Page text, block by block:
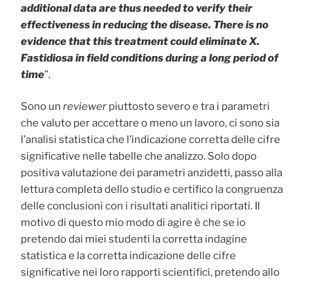
additional data are thus needed to verify their
effectiveness in reducing the disease. There is no
evidence that this treatment could eliminate X.
Fastidiosa in field conditions during a long period of
time”.
Sono un reviewer piuttosto severo e tra i parametri
che valuto per accettare o meno un lavoro, ci sono sia
l’analisi statistica che l’indicazione corretta delle cifre
significative nelle tabelle che analizzo. Solo dopo
positiva valutazione dei parametri anzidetti, passo alla
lettura completa dello studio e certifico la congruenza
delle conclusioni con i risultati analitici riportati. Il
motivo di questo mio modo di agire è che se io
pretendo dai miei studenti la corretta indagine
statistica e la corretta indicazione delle cifre
significative nei loro rapporti scientifici, pretendo allo